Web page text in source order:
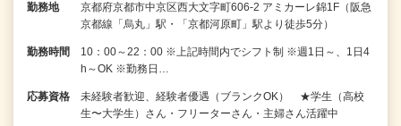
勤務地
京都府京都市中京区西大文字町606-2 アミカーレ錦1F（阪急
京都線「烏丸」駅・「京都河原町」駅より徒歩5分）
勤務時間
10：00～22：00 ※上記時間内でシフト制 ※週1日～、1日4
h～OK ※勤務日…
応募資格
未経験者歓迎、経験者優遇（ブランクOK） ★学生（高校
生〜大学生）さん・フリーターさん・主婦さん活躍中